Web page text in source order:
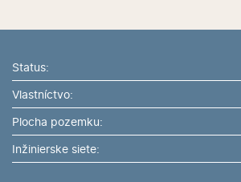
Status:
Vlastníctvo:
Plocha pozemku:
Inžinierske siete: